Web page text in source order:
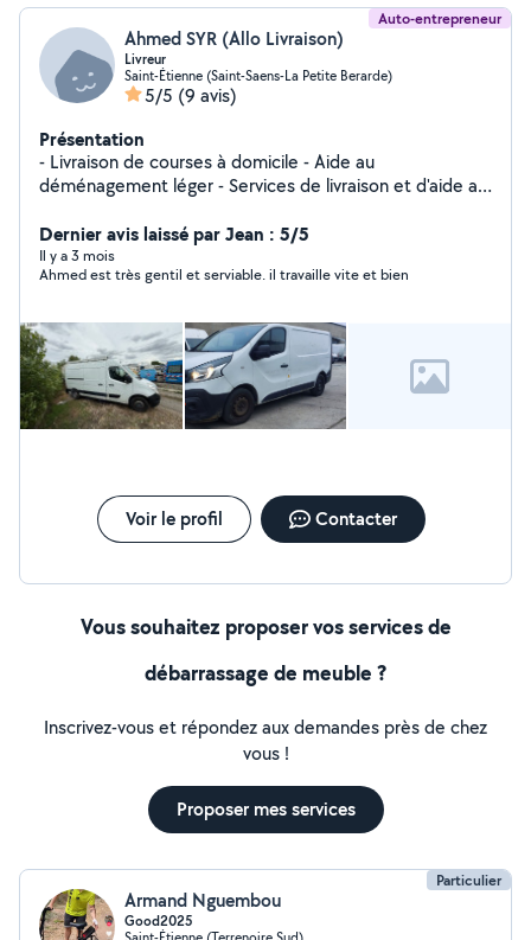
Auto-entrepreneur
Ahmed SYR (Allo Livraison)
Livreur
Saint-Étienne (Saint-Saens-La Petite Berarde)
5/5 (9 avis)
Présentation
- Livraison de courses à domicile - Aide au
déménagement léger - Services de livraison et d'aide au
Dernier avis laissé par Jean : 5/5
Il y a 3 mois
Ahmed est très gentil et serviable. il travaille vite et bien
Voir le profil Contacter
Vous souhaitez proposer vos services de
débarrassage de meuble ?
Inscrivez-vous et répondez aux demandes près de chez
vous !
Proposer mes services
Particulier
Armand Nguembou
Good2025